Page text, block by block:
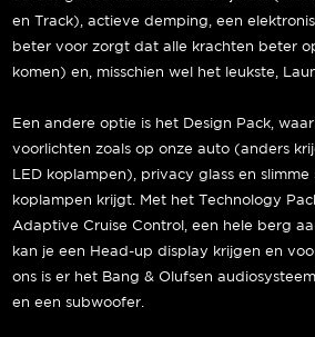
en Track), actieve demping, een
beter voor zorgt dat alle krachten beter
komen) en, misschien wel het leukste,
Een andere optie is het Design Pack,
voorlichten zoals op onze auto (anders
LED koplampen), privacy glass en
koplampen krijgt. Met het Technology
Adaptive Cruise Control, een hele berg
kan je een Head-up display krijgen en
ons is er het Bang & Olufsen
en een subwoofer.